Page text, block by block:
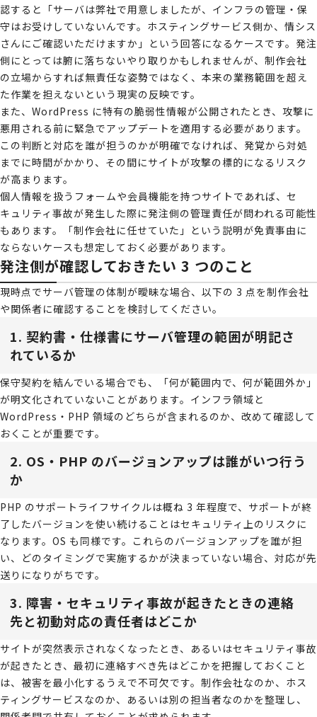
認すると「サーバは弊社で用意しましたが、インフラの管理・保
守はお受けしていないんです。ホスティングサービス側か、情シス
さんにご確認いただけますか」という回答になるケースです。発注
側にとっては腑に落ちないやり取りかもしれませんが、制作会社
の立場からすれば無責任な姿勢ではなく、本来の業務範囲を超え
た作業を担えないという現実の反映です。
また、WordPress に特有の脆弱性情報が公開されたとき、攻撃に
悪用される前に緊急でアップデートを適用する必要があります。
この判断と対応を誰が担うのかが明確でなければ、発覚から対処
までに時間がかかり、その間にサイトが攻撃の標的になるリスク
が高まります。
個人情報を扱うフォームや会員機能を持つサイトであれば、セ
キュリティ事故が発生した際に発注側の管理責任が問われる可能性
もあります。「制作会社に任せていた」という説明が免責事由に
ならないケースも想定しておく必要があります。
発注側が確認しておきたい 3 つのこと
現時点でサーバ管理の体制が曖昧な場合、以下の 3 点を制作会社
や関係者に確認することを検討してください。
1. 契約書・仕様書にサーバ管理の範囲が明記さ
れているか
保守契約を結んでいる場合でも、「何が範囲内で、何が範囲外か」
が明文化されていないことがあります。インフラ領域と
WordPress・PHP 領域のどちらが含まれるのか、改めて確認して
おくことが重要です。
2. OS・PHP のバージョンアップは誰がいつ行う
か
PHP のサポートライフサイクルは概ね 3 年程度で、サポートが終
了したバージョンを使い続けることはセキュリティ上のリスクに
なります。OS も同様です。これらのバージョンアップを誰が担
い、どのタイミングで実施するかが決まっていない場合、対応が先
送りになりがちです。
3. 障害・セキュリティ事故が起きたときの連絡
先と初動対応の責任者はどこか
サイトが突然表示されなくなったとき、あるいはセキュリティ事故
が起きたとき、最初に連絡すべき先はどこかを把握しておくこと
は、被害を最小化するうえで不可欠です。制作会社なのか、ホス
ティングサービスなのか、あるいは別の担当者なのかを整理し、